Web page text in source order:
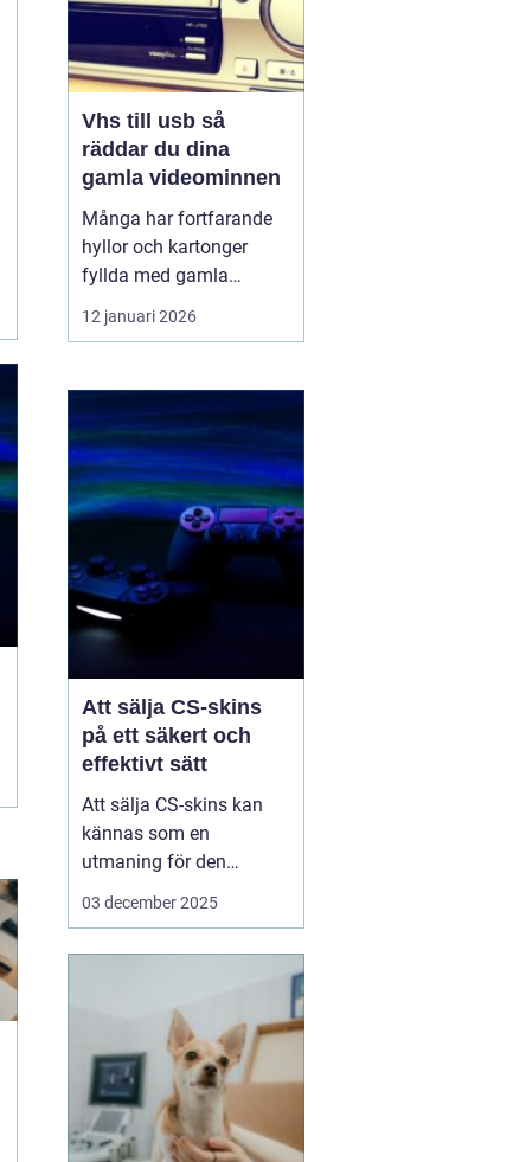
Vhs till usb så
räddar du dina
gamla videominnen
Många har fortfarande
hyllor och kartonger
fyllda med gamla
videoband. Bröllop,
skolavslutningar,
vardagsklipp från 80-
och 90-talet ligger kvar
på kassetter som knappt
går att spela upp längre.
Samtidigt försvinner
fungerande videos...
12 januari 2026
Att sälja CS-skins
på ett säkert och
effektivt sätt
Att sälja CS-skins kan
kännas som en
utmaning för den
oinvigde, men med rätt
skins, eller Counter-
Strike: Global Offensive
(CS:GO) skins, &...
03 december 2025